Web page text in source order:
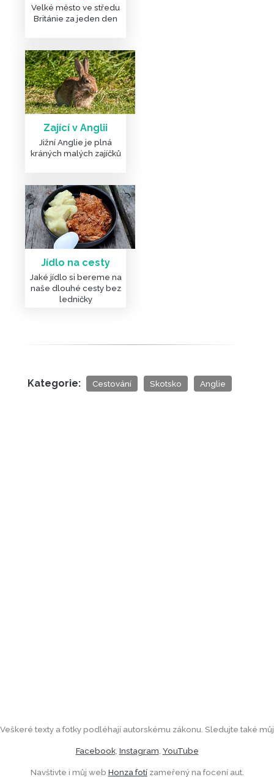
Velké město ve středu
Británie za jeden den
Zající v Anglii
Jižní Anglie je plná
kráných malých zajíčků
Jídlo na cesty
Jaké jídlo si bereme na
naše dlouhé cesty bez
ledničky
Kategorie: Cestování Skotsko Anglie
Veškeré texty a fotky podléhají autorskému zákonu. Sledujte také můj
Facebook, Instagram YouTube
Navštivte i můj web Honza fotízameřený na focení aut.